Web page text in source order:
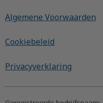
Algemene Voorwaarden
Cookiebeleid
Privacyverklaring